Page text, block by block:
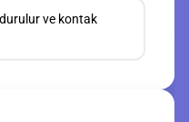
ve kontak